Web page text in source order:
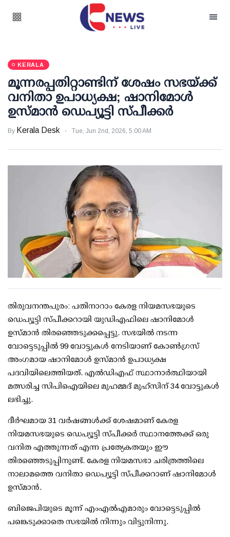
KERALA
മൂന്നരപ്പതിറ്റാണ്ടിന് ശേഷം സഭയ്ക്ക്
വനിതാ ഉപാധ്യക്ഷ; ഷാനിമോള്‍
ഉസ്മാന്‍ ഡെപ്യൂട്ടി സ്പീക്കര്‍
By Kerala Desk Tue, Jun 2nd, 2026, 5:00 AM
തിരുവനന്തപുരം: പതിനാറാം കേരള നിയമസഭയുടെ
ഡെപ്യൂട്ടി സ്പീക്കറായി യുഡിഎഫിലെ ഷാനിമോള്‍
ഉസ്മാന്‍ തിരഞ്ഞെടുക്കപ്പെട്ടു. സഭയില്‍ നടന്ന
വോട്ടെടുപ്പില്‍ 99 വോട്ടുകള്‍ നേടിയാണ് കോണ്‍ഗ്രസ്
അംഗമായ ഷാനിമോള്‍ ഉസ്മാന്‍ ഉപാധ്യക്ഷ
പദവിയിലെത്തിയത്. എല്‍ഡിഎഫ് സ്ഥാനാര്‍ത്ഥിയായി
മത്സരിച്ച സിപിഐയിലെ മുഹമ്മദ് മുഹ്‌സിന് 34 വോട്ടുകള്‍
ലഭിച്ചു.
ദീര്‍ഘമായ 31 വര്‍ഷങ്ങള്‍ക്ക് ശേഷമാണ് കേരള
നിയമസഭയുടെ ഡെപ്യൂട്ടി സ്പീക്കര്‍ സ്ഥാനത്തേക്ക് ഒരു
വനിത എത്തുന്നത് എന്ന പ്രത്യേകതയും ഈ
തിരഞ്ഞെടുപ്പിനുണ്ട്. കേരള നിയമസഭാ ചരിത്രത്തിലെ
നാലാമത്തെ വനിതാ ഡെപ്യൂട്ടി സ്പീക്കറാണ് ഷാനിമോള്‍
ഉസ്മാന്‍.
ബിജെപിയുടെ മൂന്ന് എംഎല്‍എമാരും വോട്ടെടുപ്പില്‍
പങ്കെടുക്കാതെ സഭയില്‍ നിന്നും വിട്ടുനിന്നു.